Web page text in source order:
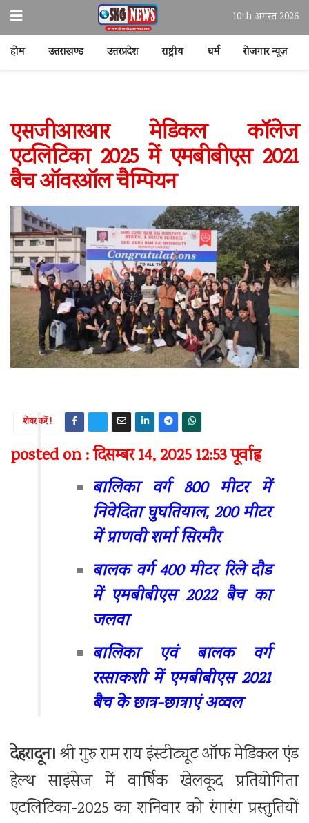
10th अगस्त 2026
होम उत्तराखण्ड उत्तरप्रदेश राष्ट्रीय धर्म रोजगार न्यूज़
एसजीआरआर मेडिकल काॅलेज
एटलिटिका 2025 में एमबीबीएस 2021
बैच ऑवरऑल चैम्पियन
शेयर करें !
posted on : दिसम्बर 14, 2025 12:53 पूर्वाह्न
बालिका वर्ग 800 मीटर में
निवेदिता घुघतियाल, 200 मीटर
में प्राणवी शर्मा सिरमौर
बालक वर्ग 400 मीटर रिले दौड
में एमबीबीएस 2022 बैच का
जलवा
बालिका एवं बालक वर्ग
रस्साकशी में एमबीबीएस 2021
बैच के छात्र-छात्राएं अव्वल
देहरादून। श्री गुरु राम राय इंस्टीट्यूट ऑफ मेडिकल एंड
हेल्थ साइंसेज में वार्षिक खेलकूद प्रतियोगिता
एटलिटिका-2025 का शनिवार को रंगारंग प्रस्तुतियों